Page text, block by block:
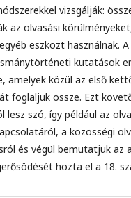
vizsgálják:
az olvasási
eszközt használnak.
kutatások
amelyek közül az első
foglaljuk össze. Ezt
lesz szó, így például az
a közösségi
és végül bemutatjuk az
hozta el a 18.